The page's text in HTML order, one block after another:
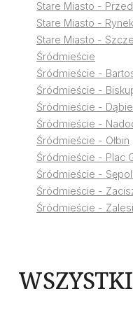
Stare Miasto -
Stare Miasto - Rynek
Stare Miasto -
Śródmieście
Śródmieście -
Śródmieście -
Śródmieście - Dąbie
Śródmieście -
Śródmieście - Ołbin
Śródmieście - Plac
Śródmieście -
Śródmieście -
Śródmieście -